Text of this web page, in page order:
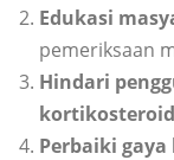
Edukasi
pemeriksaan
Hindari
kortikosteroid
Perbaiki